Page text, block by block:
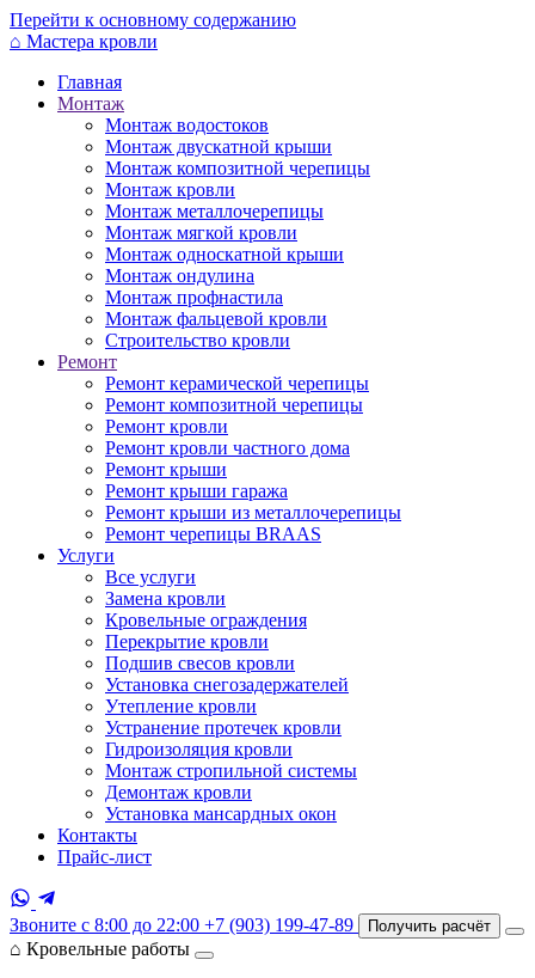
Перейти к основному содержанию
⌂ Мастера кровли
Главная
Монтаж
Монтаж водостоков
Монтаж двускатной крыши
Монтаж композитной черепицы
Монтаж кровли
Монтаж металлочерепицы
Монтаж мягкой кровли
Монтаж односкатной крыши
Монтаж ондулина
Монтаж профнастила
Монтаж фальцевой кровли
Строительство кровли
Ремонт
Ремонт керамической черепицы
Ремонт композитной черепицы
Ремонт кровли
Ремонт кровли частного дома
Ремонт крыши
Ремонт крыши гаража
Ремонт крыши из металлочерепицы
Ремонт черепицы BRAAS
Услуги
Все услуги
Замена кровли
Кровельные ограждения
Перекрытие кровли
Подшив свесов кровли
Установка снегозадержателей
Утепление кровли
Устранение протечек кровли
Гидроизоляция кровли
Монтаж стропильной системы
Демонтаж кровли
Установка мансардных окон
Контакты
Прайс-лист
Звоните с 8:00 до 22:00 +7 (903) 199-47-89 Получить расчёт
⌂ Кровельные работы